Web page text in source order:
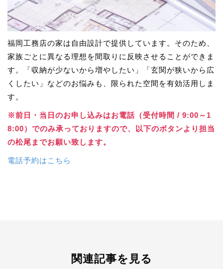
福岡工務店の家は自由設計で提供しています。そのため、
家族ごとに異なる理想を間取りに反映させることができま
す。「収納が少ないから増やしたい」「玄関が狭いから広
くしたい」などのお悩みも、限られた空間を有効活用しま
す。
※前日・当日のお申し込みはお電話（受付時間 / 9:00～1
8:00）でのみ承っておりますので、以下のボタンより担当
の松尾までお願い致します。
電話予約はこちら
関連記事を見る